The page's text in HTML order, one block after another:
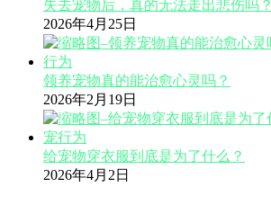
失去宠物后，真的无法走出悲伤吗？
2026年4月25日
领养宠物真的能治愈心灵吗？
2026年2月19日
给宠物穿衣服到底是为了什么？
2026年4月2日